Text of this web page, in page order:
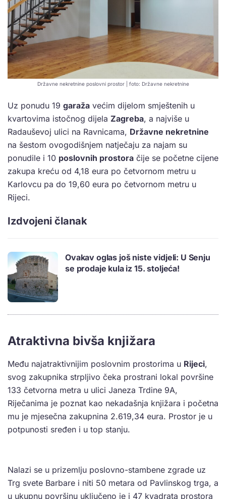
Državne nekretnine poslovni prostor | foto: Državne nekretnine
Uz ponudu 19 garaža većim dijelom smještenih u
kvartovima istočnog dijela Zagreba, a najviše u
Radauševoj ulici na Ravnicama, Državne nekretnine
na šestom ovogodišnjem natječaju za najam su
ponudile i 10 poslovnih prostora čije se početne cijene
zakupa kreću od 4,18 eura po četvornom metru u
Karlovcu pa do 19,60 eura po četvornom metru u
Rijeci.
Izdvojeni članak
Ovakav oglas još niste vidjeli: U Senju
se prodaje kula iz 15. stoljeća!
Atraktivna bivša knjižara
Među najatraktivnijim poslovnim prostorima u Rijeci,
svog zakupnika strpljivo čeka prostrani lokal površine
133 četvorna metra u ulici Janeza Trdine 9A,
Riječanima je poznat kao nekadašnja knjižara i početna
mu je mjesečna zakupnina 2.619,34 eura. Prostor je u
potpunosti sređen i u top stanju.
Nalazi se u prizemlju poslovno-stambene zgrade uz
Trg svete Barbare i niti 50 metara od Pavlinskog trga, a
u ukupnu površinu uključeno je i 47 kvadrata prostora